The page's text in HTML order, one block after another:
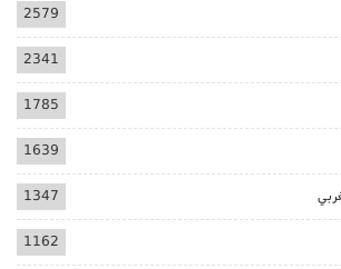
2579
2341
1785
1639
1347
1162